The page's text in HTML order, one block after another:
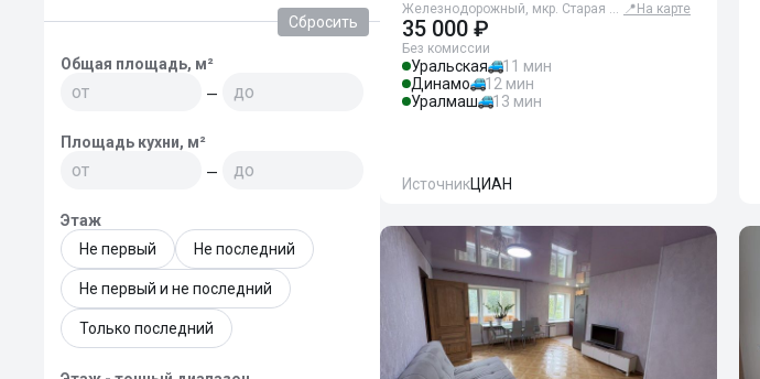
Сбросить
Общая площадь, м²
—
Площадь кухни, м²
—
Этаж
Не первый
Не последний
Не первый и не последний
Только последний
Железнодорожный, мкр. Старая … 📍 На карте
35 000 ₽
Без комиссии
Уральская
11 мин
Динамо
12 мин
Уралмаш
13 мин
ИсточникЦИАН